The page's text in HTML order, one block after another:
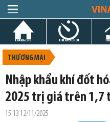
TRANG CHỦ TIN GIỜ CHÓT
THƯƠNG MẠI
Nhập khẩu khí đốt
2025 trị giá trên 1,7
15:13 12/11/2025